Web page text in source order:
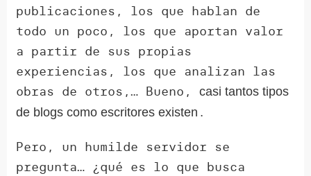
publicaciones, los que hablan de
todo un poco, los que aportan valor
a partir de sus propias
experiencias, los que analizan las
obras de otros,… Bueno,casi tantos tipos
de blogs como escritores existen .
Pero, un humilde servidor se
pregunta… ¿qué es lo que busca